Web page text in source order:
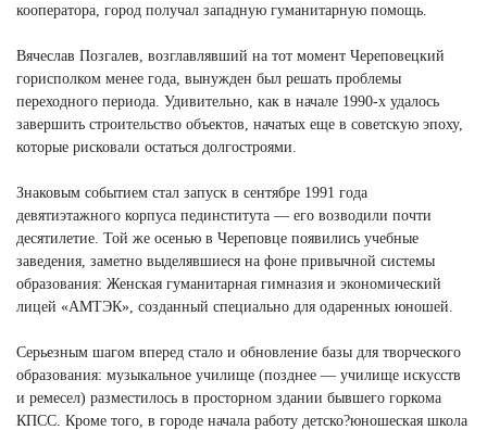
кооператора, город получал западную гуманитарную помощь.
Вячеслав Позгалев, возглавлявший на тот момент Череповецкий
горисполком менее года, вынужден был решать проблемы
переходного периода. Удивительно, как в начале 1990-х удалось
завершить строительство объектов, начатых еще в советскую эпоху,
которые рисковали остаться долгостроями.
Знаковым событием стал запуск в сентябре 1991 года
девятиэтажного корпуса пединститута — его возводили почти
десятилетие. Той же осенью в Череповце появились учебные
заведения, заметно выделявшиеся на фоне привычной системы
образования: Женская гуманитарная гимназия и экономический
лицей «АМТЭК», созданный специально для одаренных юношей.
Серьезным шагом вперед стало и обновление базы для творческого
образования: музыкальное училище (позднее — училище искусств
и ремесел) разместилось в просторном здании бывшего горкома
КПСС. Кроме того, в городе начала работу детско?юношеская школа